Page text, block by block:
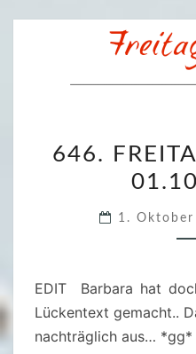
646.
1.
EDIT Barbara hat
Lückentext gemacht..
nachträglich aus… *gg*